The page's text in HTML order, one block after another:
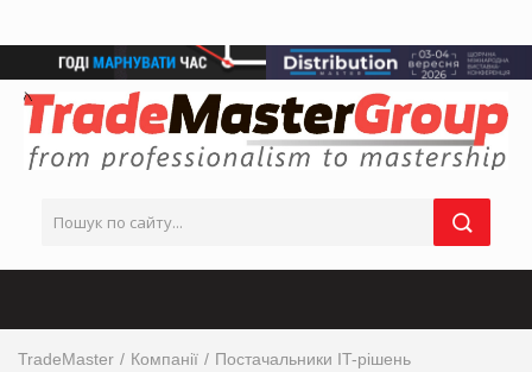
TradeMaster Компанії
Постачальники IT-рішень